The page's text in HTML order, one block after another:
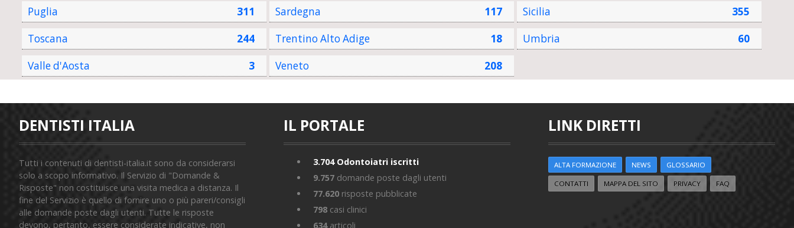
Puglia
311 Sardegna 117 Sicilia
355
Toscana
244 Trentino Alto Adige 18 Umbria
60
Valle d'Aosta
3 Veneto 208
DENTISTI ITALIA
Tutti i contenuti di dentisti-italia.it sono da considerarsi
solo a scopo informativo. Il Servizio di "Domande &
Risposte" non costituisce una visita medica a distanza. Il
fine del Servizio è quello di fornire uno o più pareri/consigli
alle domande poste dagli utenti. Tutte le risposte
devono, pertanto, essere considerate indicative, non
IL PORTALE
3.704Odontoiatri iscritti
9.757 domande poste dagli utenti
77.620 risposte pubblicate
798 casi clinici
634articoli
LINK DIRETTI
ALTA FORMAZIONE NEWS GLOSSARIO
CONTATTI MAPPA DEL SITO PRIVACY FAQ